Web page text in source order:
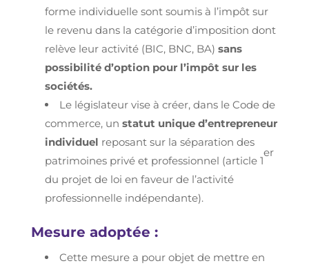
forme individuelle sont soumis à l’impôt sur
le revenu dans la catégorie d’imposition dont
relève leur activité (BIC, BNC, BA) sans
possibilité d’option pour l’impôt sur les
sociétés.
Le législateur vise à créer, dans le Code de
commerce, un statut unique d’entrepreneur
individuel reposant sur la séparation des
patrimoines privé et professionnel (article 1
er
du projet de loi en faveur de l’activité
professionnelle indépendante).
Mesure adoptée :
Cette mesure a pour objet de mettre en